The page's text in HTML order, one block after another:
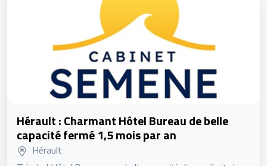
Hérault : Charmant Hôtel Bureau de belle
capacité fermé 1,5 mois par an
Hérault